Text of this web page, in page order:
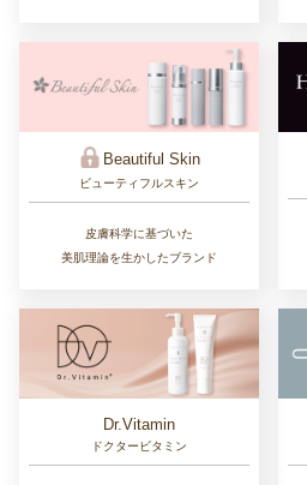
Beautiful Skin
ビューティフルスキン
皮膚科学に基づいた
美肌理論を生かしたブランド
Dr.Vitamin
ドクタービタミン